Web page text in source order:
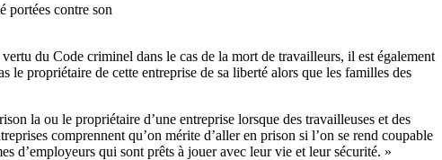
portées contre son
vertu du Code criminel dans le cas de la mort de travailleurs, il est également
le propriétaire de cette entreprise de sa liberté alors que les familles des
la ou le propriétaire d’une entreprise lorsque des travailleuses et des
comprennent qu’on mérite d’alleren prison si l’on se rend coupable
d’employeurs qui sont prêts à jouer avec leurvie et leur sécurité. »